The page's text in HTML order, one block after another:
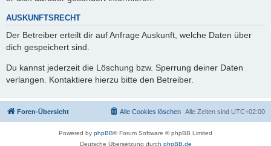
AUSKUNFTSRECHT
Der Betreiber erteilt dir auf Anfrage Auskunft, welche Daten über
dich gespeichert sind.
Du kannst jederzeit die Löschung bzw. Sperrung deiner Daten
verlangen. Kontaktiere hierzu bitte den Betreiber.
Foren-Übersicht Alle Zeiten sind UTC+02:00
Alle Cookies löschen
Powered by phpBB® Forum Software © phpBB Limited
Deutsche Übersetzung durch phpBB.de